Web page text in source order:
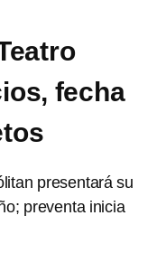
fecha
presentará su
preventa inicia